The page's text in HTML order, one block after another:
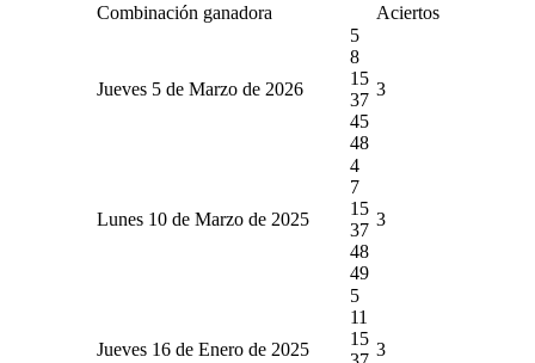
Combinación ganadora Aciertos
Jueves 5 de Marzo de 2026
5
8
15
37
45
48
3
Lunes 10 de Marzo de 2025
4
7
15
37
48
49
3
Jueves 16 de Enero de 2025
5
11
15
3